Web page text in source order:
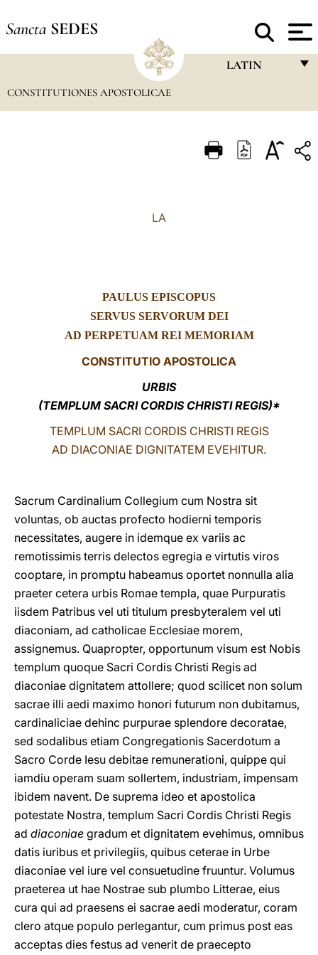
Sancta SEDES
LATIN
ITALIANO
中文
LATINE
CONSTITUTIONES APOSTOLICAE
LA
PAULUS EPISCOPUS
SERVUS SERVORUM DEI
AD PERPETUAM REI MEMORIAM
CONSTITUTIO APOSTOLICA
URBIS
(TEMPLUM SACRI CORDIS CHRISTI REGIS)*
TEMPLUM SACRI CORDIS CHRISTI REGIS
AD DIACONIAE DIGNITATEM EVEHITUR.
Sacrum Cardinalium Collegium cum Nostra sit
voluntas, ob auctas profecto hodierni temporis
necessitates, augere in idemque ex variis ac
remotissimis terris delectos egregia e virtutis viros
cooptare, in promptu habeamus oportet nonnulla alia
praeter cetera urbis Romae templa, quae Purpuratis
iisdem Patribus vel uti titulum presbyteralem vel uti
diaconiam, ad catholicae Ecclesiae morem,
assignemus. Quapropter, opportunum visum est Nobis
templum quoque Sacri Cordis Christi Regis ad
diaconiae dignitatem attollere; quod scilicet non solum
sacrae illi aedi maximo honori futurum non dubitamus,
cardinaliciae dehinc purpurae splendore decoratae,
sed sodalibus etiam Congregationis Sacerdotum a
Sacro Corde Iesu debitae remunerationi, quippe qui
iamdiu operam suam sollertem, industriam, impensam
ibidem navent. De suprema ideo et apostolica
potestate Nostra, templum Sacri Cordis Christi Regis
ad diaconiae gradum et dignitatem evehimus, omnibus
datis iuribus et privilegiis, quibus ceterae in Urbe
diaconiae vel iure vel consuetudine fruuntur. Volumus
praeterea ut hae Nostrae sub plumbo Litterae, eius
cura qui ad praesens ei sacrae aedi moderatur, coram
clero atque populo perlegantur, cum primus post eas
acceptas dies festus ad venerit de praecepto